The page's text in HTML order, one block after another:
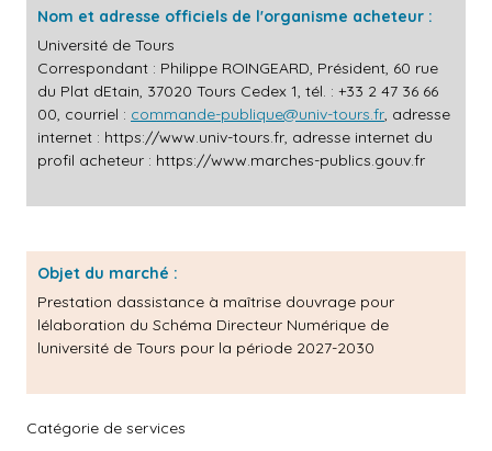
Nom et adresse officiels de l'organisme acheteur :
Université de Tours
Correspondant : Philippe ROINGEARD, Président, 60 rue
du Plat dEtain, 37020 Tours Cedex 1, tél. : +33 2 47 36 66
00, courriel : commande-publique@univ-tours.fr, adresse
internet : https://www.univ-tours.fr, adresse internet du
profil acheteur : https://www.marches-publics.gouv.fr
Objet du marché :
Prestation dassistance à maîtrise douvrage pour
lélaboration du Schéma Directeur Numérique de
luniversité de Tours pour la période 2027-2030
Catégorie de services